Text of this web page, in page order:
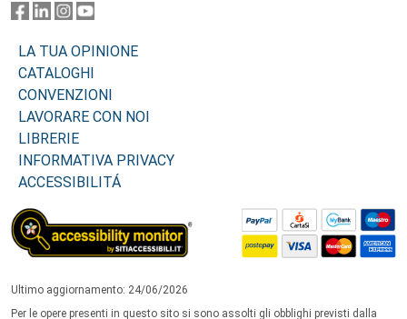
LA TUA OPINIONE
CATALOGHI
CONVENZIONI
LAVORARE CON NOI
LIBRERIE
INFORMATIVA PRIVACY
ACCESSIBILITÁ
Ultimo aggiornamento: 24/06/2026
Per le opere presenti in questo sito si sono assolti gli obblighi previsti dalla